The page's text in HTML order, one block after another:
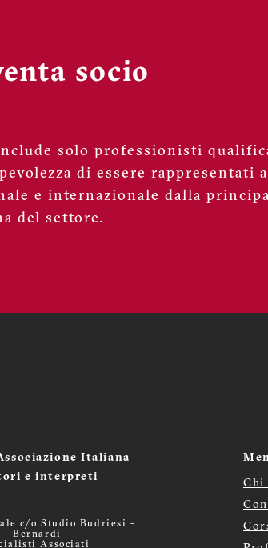
socio
solo professionisti
di essere rappresentati
e internazionale dalla
del settore.
Italiana
e interpreti
c/o Studio Budriesi -
- Bernardi
Associati
Chi